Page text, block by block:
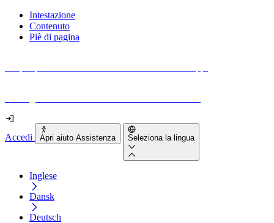
Intestazione
Contenuto
Piè di pagina
Accedi Apri aiuto Assistenza Seleziona la lingua
Inglese
Dansk
Deutsch